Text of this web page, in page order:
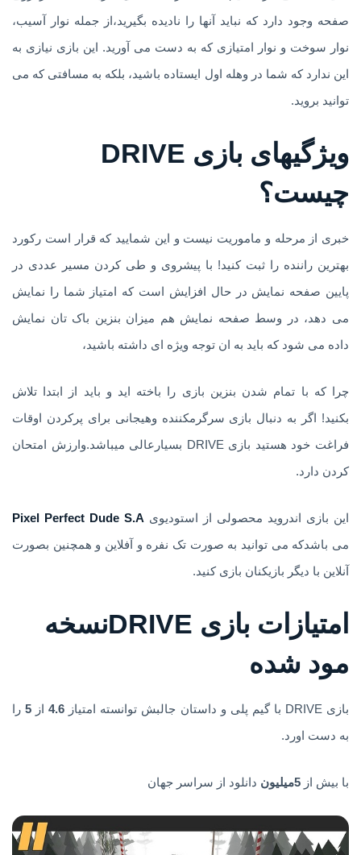
صفحه وجود دارد که نباید آنها را نادیده بگیرید،از جمله نوار آسیب،
نوار سوخت و نوار امتیازی که به دست می آورید. این بازی نیازی به
این ندارد که شما در وهله اول ایستاده باشید، بلکه به مسافتی که می
توانید بروید.
ویژگیهای بازی DRIVE
چیست؟
خبری از مرحله و ماموریت نیست و این شمایید که قرار است رکورد
بهترین راننده را ثبت کنید! با پیشروی و طی کردن مسیر عددی در
پایین صفحه نمایش در حال افزایش است که امتیاز شما را نمایش
می دهد، در وسط صفحه نمایش هم میزان بنزین باک تان نمایش
داده می شود که باید به ان توجه ویژه ای داشته باشید،
چرا که با تمام شدن بنزین بازی را باخته اید و باید از ابتدا تلاش
بکنید! اگر به دنبال بازی سرگرمکننده وهیجانی برای پرکردن اوقات
فراغت خود هستید بازی DRIVE بسیارعالی میباشد.وارزش امتحان
کردن دارد.
این بازی اندروید محصولی از استودیوی Pixel Perfect Dude S.A
می باشدکه می توانید به صورت تک نفره و آفلاین و همچنین بصورت
آنلاین با دیگر بازیکنان بازی کنید.
امتیازات بازی DRIVEنسخه
مود شده
بازی DRIVE با گیم پلی و داستان جالبش توانسته امتیاز 4.6از 5را
به دست اورد.
با بیش از 5میلیون دانلود از سراسر جهان